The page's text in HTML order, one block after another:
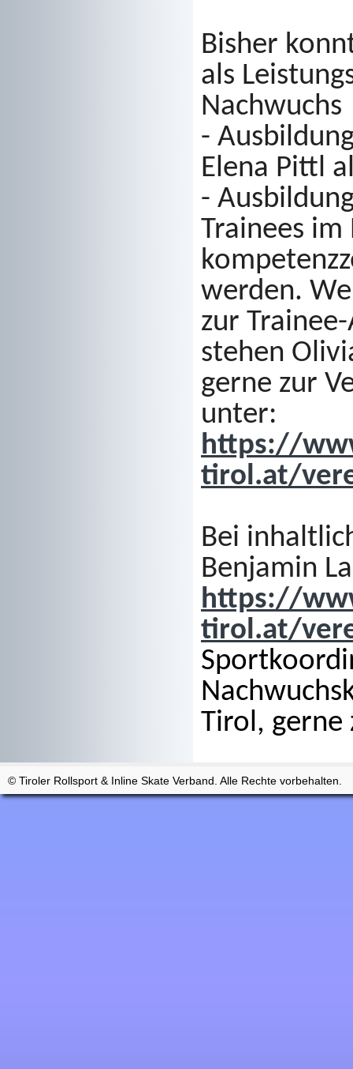
Bisher
als
Nachwuchs
-
Elena Pittl
-
Trainees im
werden.
zur
stehen
gerne zur
unter:
https://
tirol.at/
Bei
Benjamin
https://
tirol.at/
Tirol, gerne
© Tiroler Rollsport & Inline Skate Verband. Alle Rechte vorbehalten.